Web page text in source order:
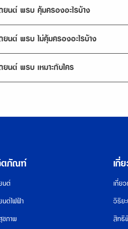
ยนต์ พรบ คุ้มครองอะไรบ้าง
ยนต์ พรบ ไม่คุ้มครองอะไรบ้าง
นต์ พรบ เหมาะกับใคร
ตภัณฑ์
นต์
ต์ไฟฟ้า
ขภาพ
เกี่
เกี่ย
วิริย
สิทธิ